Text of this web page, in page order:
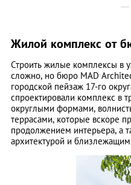
Жилой комплекс от
Строить жилые комплексы в
сложно, но бюро MAD
городской пейзаж 17-го
спроектировали комплекс в
округлыми формами,
террасами, которые вскоре
продолжением интерьера, а
архитектурой и